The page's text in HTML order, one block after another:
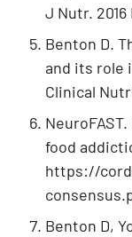
J Nutr. 2016
Benton D.
and its role
Clinical
food
https://
Benton D,